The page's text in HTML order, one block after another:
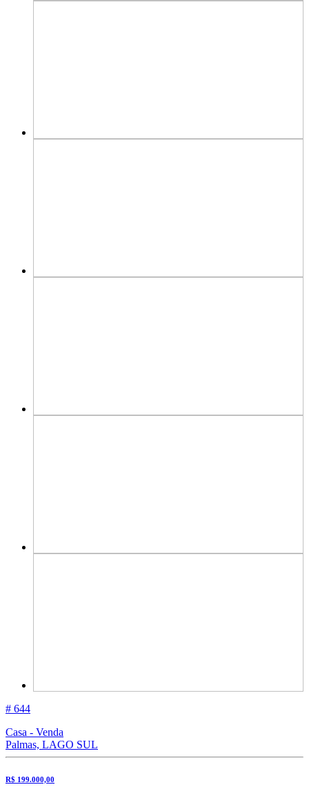
# 644
Casa - Venda
Palmas, LAGO SUL
R$ 199.000,00